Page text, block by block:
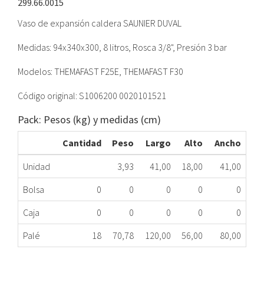
299.66.0015
Vaso de expansión caldera SAUNIER DUVAL
Medidas: 94x340x300, 8 litros, Rosca 3/8", Presión 3 bar
Modelos: THEMAFAST F25E, THEMAFAST F30
Código original: S1006200 0020101521
Pack: Pesos (kg) y medidas (cm)
Cantidad Peso Largo Alto
Ancho
Unidad
3,93 41,00 18,00
41,00
Bolsa
0 0 0 0
0
Caja
0 0 0 0
0
Palé
18 70,78 120,00 56,00 80,00